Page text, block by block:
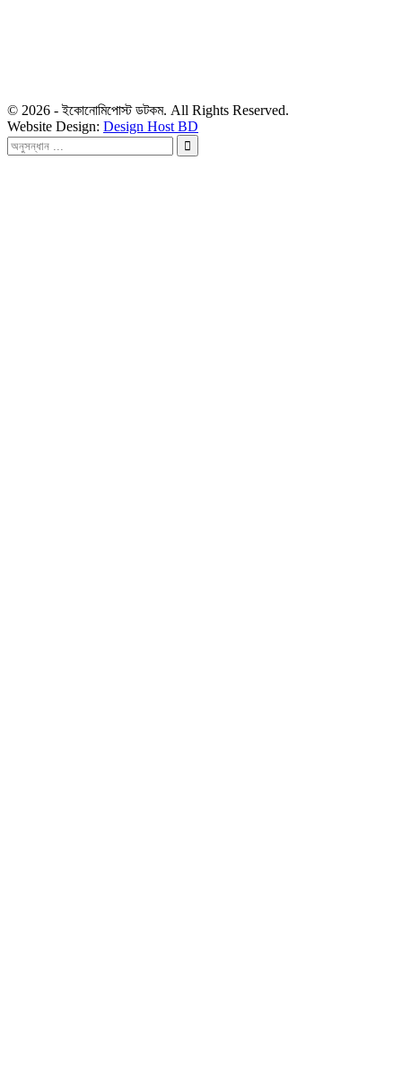
© 2026 - ইকোনোমিপোস্ট ডটকম. All Rights Reserved.
Website Design: Design Host BD